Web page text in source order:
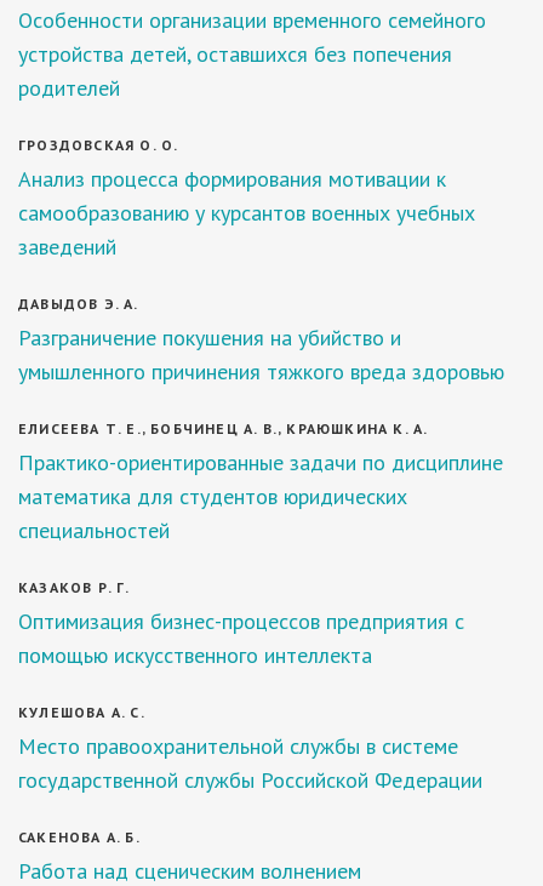
Особенности организации временного семейного
устройства детей, оставшихся без попечения
родителей
ГРОЗДОВСКАЯ О. О.
Анализ процесса формирования мотивации к
самообразованию у курсантов военных учебных
заведений
ДАВЫДОВ Э. А.
Разграничение покушения на убийство и
умышленного причинения тяжкого вреда здоровью
ЕЛИСЕЕВА Т. Е., БОБЧИНЕЦ А. В., КРАЮШКИНА К. А.
Практико-ориентированные задачи по дисциплине
математика для студентов юридических
специальностей
КАЗАКОВ Р. Г.
Оптимизация бизнес-процессов предприятия с
помощью искусственного интеллекта
КУЛЕШОВА А. С.
Место правоохранительной службы в системе
государственной службы Российской Федерации
САКЕНОВА А. Б.
Работа над сценическим волнением